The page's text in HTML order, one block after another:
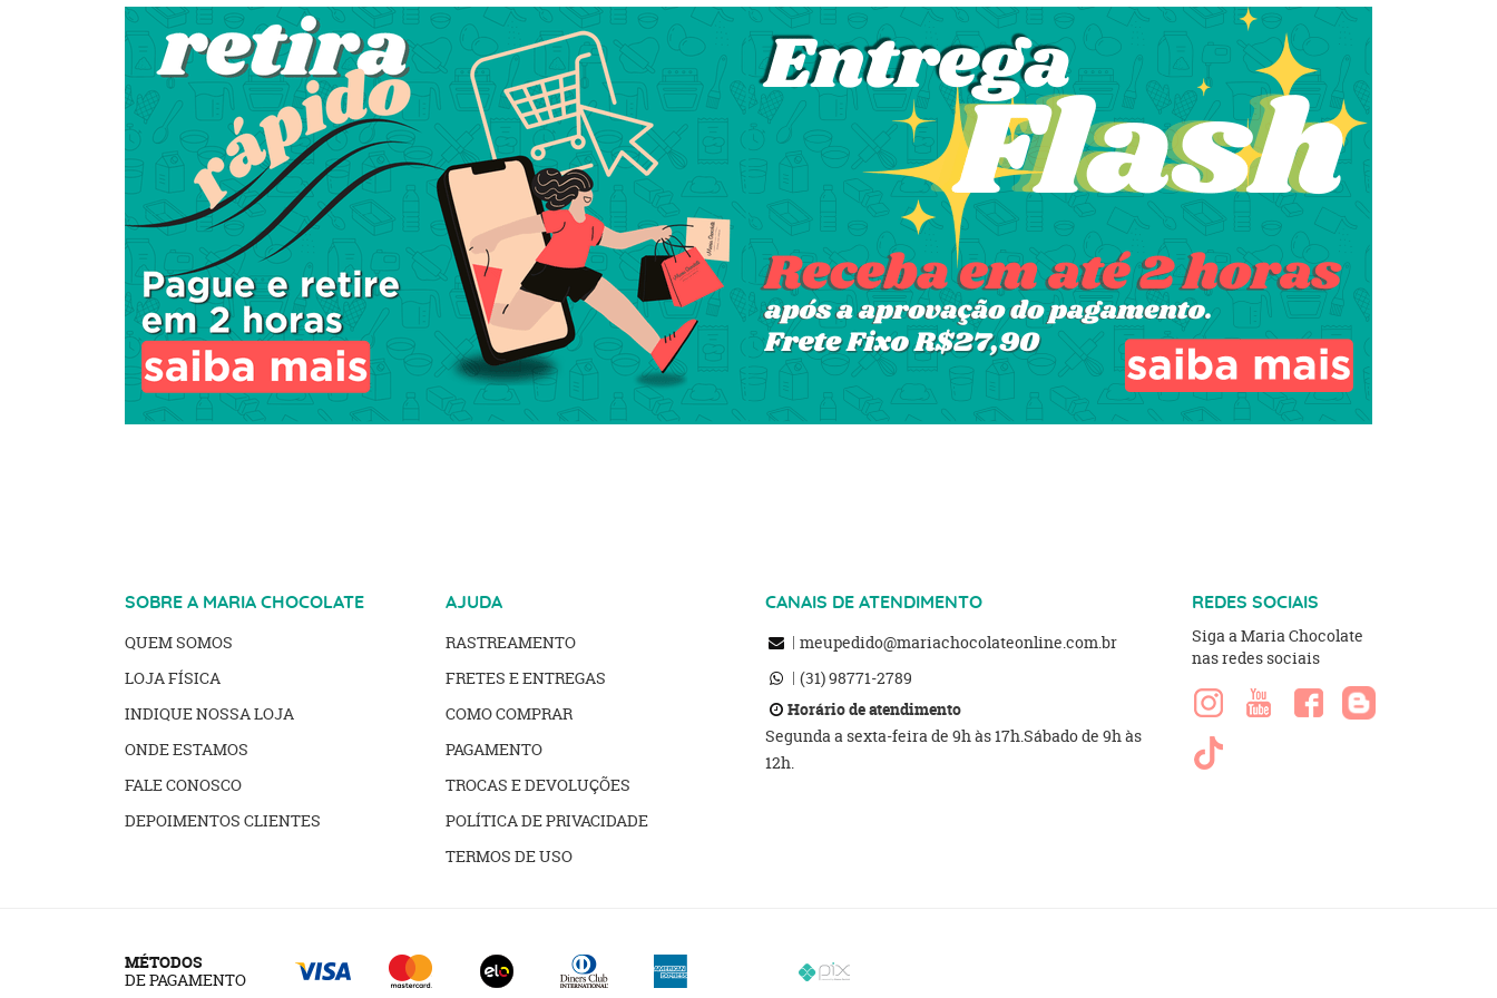
SOBRE A MARIA CHOCOLATE
QUEM SOMOS
LOJA FÍSICA
INDIQUE NOSSA LOJA
ONDE ESTAMOS
FALE CONOSCO
DEPOIMENTOS CLIENTES
AJUDA
RASTREAMENTO
FRETES E ENTREGAS
COMO COMPRAR
PAGAMENTO
TROCAS E DEVOLUÇÕES
POLÍTICA DE PRIVACIDADE
TERMOS DE USO
CANAIS DE ATENDIMENTO
meupedido@mariachocolateonline.com.br
(31)98771-2789
Horário de atendimento
Segunda a sexta-feira de 9h às 17h.Sábado de 9h às
12h.
REDES SOCIAIS
Siga a Maria Chocolate
nas redes sociais
MÉTODOS
DE PAGAMENTO